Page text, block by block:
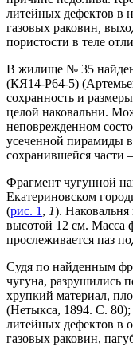
литейных дефектов в
газовых раковин
пористости в теле
В жилище № 35 найден
(КЯ14-Р64-5)
сохранность и
целой наковальни.
неповрежденном
усеченной пирамиды
сохранившейся части
Фрагмент чугунной
Екатериновском
(рис. 1 , 1).
высотой 12 см. Масса
прослеживается паз
Судя по найденным
чугуна, разрушились
хрупкий материал,
(Нетыкса, 1894. С.
литейных дефектов в
газовых раковин,